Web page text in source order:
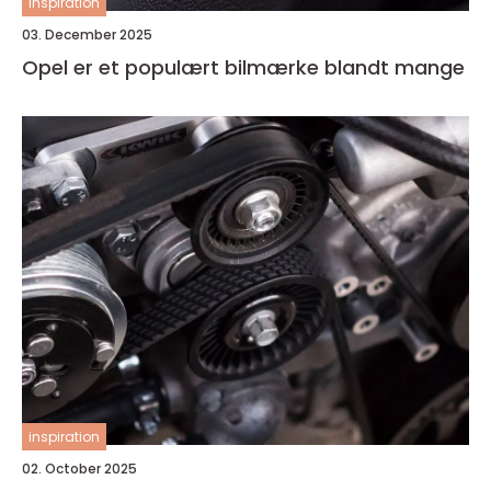
03. December 2025
Opel er et populært bilmærke blandt mange
inspiration
02. October 2025